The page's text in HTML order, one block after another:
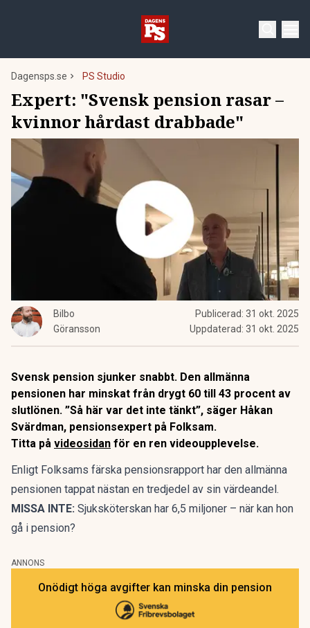
Dagensps.se PS Studio
Expert: "Svensk pension rasar –
kvinnor hårdast drabbade"
Bilbo
Göransson
Publicerad: 31 okt. 2025
Uppdaterad: 31 okt. 2025
Svensk pension sjunker snabbt. Den allmänna
pensionen har minskat från drygt 60 till 43 procent av
slutlönen. ”Så här var det inte tänkt”, säger Håkan
Svärdman, pensionsexpert på Folksam.
Titta på videosidan för en ren videoupplevelse.
Enligt Folksams färska pensionsrapport har den allmänna
pensionen tappat nästan en tredjedel av sin värdeandel.
MISSA INTE: Sjuksköterskan har 6,5 miljoner – när kan hon
gå i pension?
ANNONS
Onödigt höga avgifter kan minska din pension